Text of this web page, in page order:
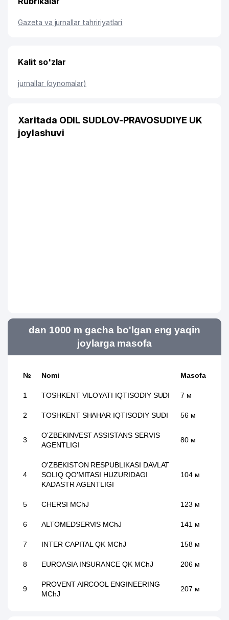
Gazeta va jurnallar tahririyatlari
Kalit so'zlar
jurnallar (oynomalar)
Xaritada ODIL SUDLOV-PRAVOSUDIYE UK
joylashuvi
dan 1000 m gacha bo'lgan eng yaqin
joylarga masofa
№ Nomi Masofa
1 TOSHKENT VILOYATI IQTISODIY SUDI 7 м
2 TOSHKENT SHAHAR IQTISODIY SUDI 56 м
3
O'ZBEKINVEST ASSISTANS SERVIS
AGENTLIGI
80 м
4
O'ZBEKISTON RESPUBLIKASI DAVLAT
SOLIQ QO'MITASI HUZURIDAGI
KADASTR AGENTLIGI
104 м
5 CHERSI MChJ 123 м
6 ALTOMEDSERVIS MChJ 141 м
7 INTER CAPITAL QK MChJ 158 м
8 EUROASIA INSURANCE QK MChJ 206 м
9
PROVENT AIRCOOL ENGINEERING
MChJ
207 м